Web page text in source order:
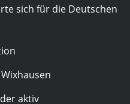
sich für die Deutschen
aktiv